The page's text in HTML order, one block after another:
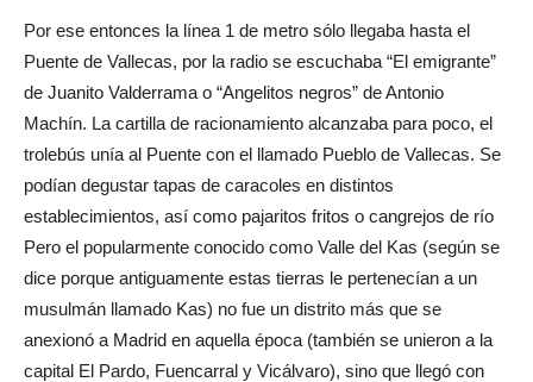
Por ese entonces la línea 1 de metro sólo llegaba hasta el
Puente de Vallecas, por la radio se escuchaba “El emigrante”
de Juanito Valderrama o “Angelitos negros” de Antonio
Machín. La cartilla de racionamiento alcanzaba para poco, el
trolebús unía al Puente con el llamado Pueblo de Vallecas. Se
podían degustar tapas de caracoles en distintos
establecimientos, así como pajaritos fritos o cangrejos de río
Pero el popularmente conocido como Valle del Kas (según se
dice porque antiguamente estas tierras le pertenecían a un
musulmán llamado Kas) no fue un distrito más que se
anexionó a Madrid en aquella época (también se unieron a la
capital El Pardo, Fuencarral y Vicálvaro), sino que llegó con